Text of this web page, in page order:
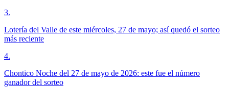
3.
Lotería del Valle de este miércoles, 27 de mayo; así quedó el sorteo
más reciente
4.
Chontico Noche del 27 de mayo de 2026: este fue el número
ganador del sorteo